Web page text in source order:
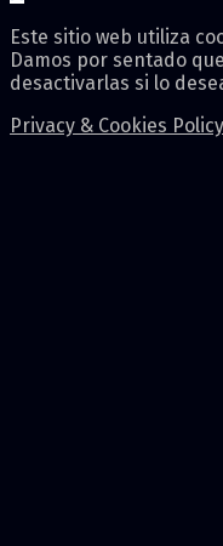
Este sitio web utiliza
Damos por sentado
desactivarlas si lo
Privacy & Cookies Policy